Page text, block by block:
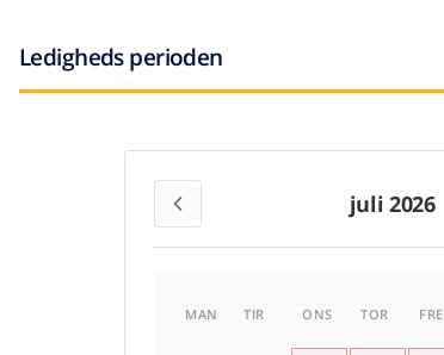
Ledigheds perioden
juli 2026
MAN TIR ONS TOR FRE